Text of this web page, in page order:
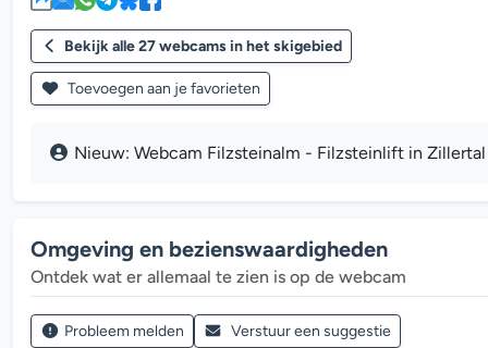
Bekijk alle 27 webcams in het skigebied
Toevoegen aan je favorieten
Nieuw: Webcam Filzsteinalm - Filzsteinlift in
Omgeving en bezienswaardigheden
Ontdek wat er allemaal te zien is op de webcam
Probleem melden Verstuur een suggestie